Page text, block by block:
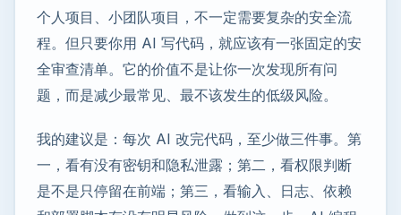
个人项目、小团队项目，不一定需要复杂的安全流
程。但只要你用 AI 写代码，就应该有一张固定的安
全审查清单。它的价值不是让你一次发现所有问
题，而是减少最常见、最不该发生的低级风险。
我的建议是：每次 AI 改完代码，至少做三件事。第
一，看有没有密钥和隐私泄露；第二，看权限判断
是不是只停留在前端；第三，看输入、日志、依赖